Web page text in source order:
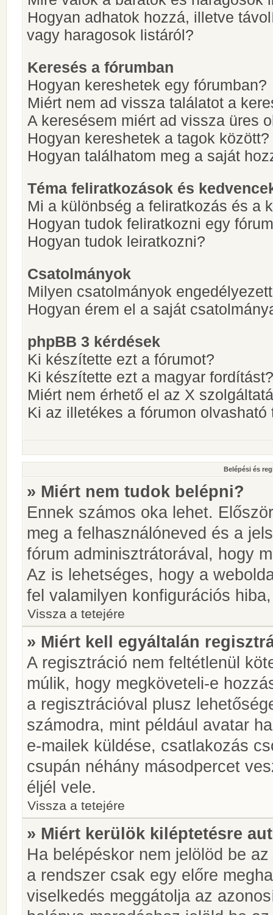
Hogyan adhatok hozzá, illetve
vagy haragosok listáról?
Keresés a fórumban
Hogyan kereshetek egy fórumban?
Miért nem ad vissza találatot a
A keresésem miért ad vissza üres
Hogyan kereshetek a tagok között?
Hogyan találhatom meg a saját
Téma feliratkozások és
Mi a különbség a feliratkozás és a
Hogyan tudok feliratkozni egy
Hogyan tudok leiratkozni?
Csatolmányok
Milyen csatolmányok
Hogyan érem el a saját
phpBB 3 kérdések
Ki készítette ezt a fórumot?
Ki készítette ezt a magyar fordítást?
Miért nem érhető el az X
Ki az illetékes a fórumon
Belépési és
» Miért nem tudok belépni?
Ennek számos oka lehet.
meg a felhasználóneved és a
fórum adminisztrátorával, hogy
Az is lehetséges, hogy a
fel valamilyen konfigurációs
Vissza a tetejére
» Miért kell egyáltalán
A regisztráció nem feltétlenül
múlik, hogy megköveteli-e
a regisztrációval plusz
számodra, mint például avatar
e-mailek küldése, csatlakozás
csupán néhány másodpercet
éljél vele.
Vissza a tetejére
» Miért kerülök kiléptetésre
Ha belépéskor nem jelölöd be az
a rendszer csak egy előre
viselkedés meggátolja az